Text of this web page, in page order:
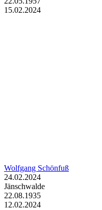
15.02.2024
Wolfgang Schönfuß
24.02.2024
Jänschwalde
22.08.1935
12.02.2024